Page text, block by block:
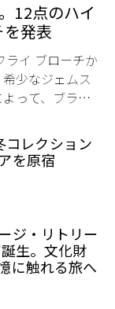
12点のハイ
発表
ライ ブローチか
少なジェムス
って、ブラン
コレクション
を原宿
ジ・リトリー
生。文化財
に触れる旅へ